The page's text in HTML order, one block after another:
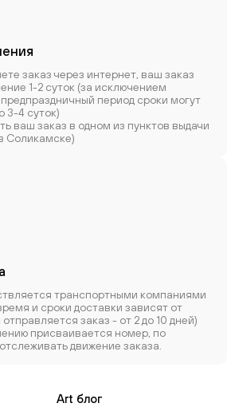
заказ через интернет, ваш заказ
1-2 суток (за исключением
период сроки могут
3-4 суток)
ваш заказ в одном из пунктов выдачи
Соликамске)
транспортными компаниями
и сроки доставки зависят от
заказ - от 2 до 10 дней)
присваивается номер, по
движение заказа.
Art блог